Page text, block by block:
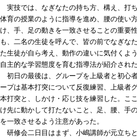
実技では、なぎなたの持ち方、構え、打
体育の授業のように指導を進め、腰の使い
け、手、足の動きを一致させることの重要
も、二名の生徒を呼んで、皆の前でなぎな
た生徒が自ら考え、動作の違いに気付くよ
自主的な学習態度を育む指導法が紹介された
初日の最後は、グループを上級者と初心
ープは基本打突について反復練習、上級者
本打突と、しかけ・応じ技を練習した。こ
け先に動かして打たないこと、足、腰、手
を一致させるよう注意があった。
研修会二日目はまず、小嶋講師が元立ち